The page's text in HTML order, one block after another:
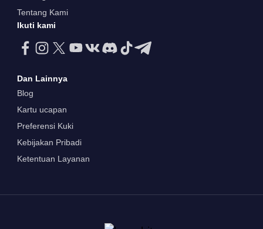
Tentang Kami
Ikuti kami
Dan Lainnya
Blog
Kartu ucapan
Preferensi Kuki
Kebijakan Pribadi
Ketentuan Layanan